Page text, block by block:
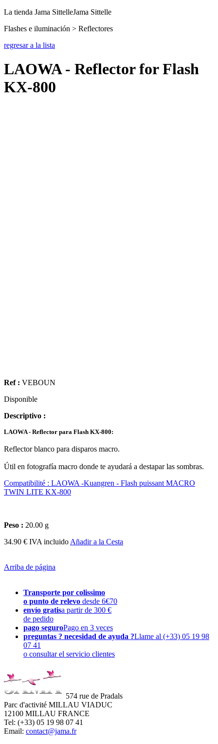
La tienda Jama SittelleJama Sittelle
Flashes e iluminación > Reflectores
regresar a la lista
LAOWA - Reflector for Flash
KX-800
Ref : VEBOUN
Disponible
Descriptivo :
LAOWA - Reflector para Flash KX-800:
Reflector blanco para disparos macro.
Útil en fotografía macro donde te ayudará a destapar las sombras.
Compatibilité : LAOWA -Kuangren - Flash puissant MACRO
TWIN LITE KX-800
Peso : 20.00 g
34.90 € IVA incluido Añadir a la Cesta
Arriba de página
Transporte por colissimo
o punto de relevo desde 6€70
envío gratisa partir de 300 €
de pedido
pago seguroPago en 3 veces
preguntas ? necesidad de ayuda ?Llame al (+33) 05 19 98
07 41
o consultar el servicio clientes
574 rue de Pradals
Parc d'activité MILLAU VIADUC
12100 MILLAU FRANCE
Tel: (+33) 05 19 98 07 41
Email: contact@jama.fr